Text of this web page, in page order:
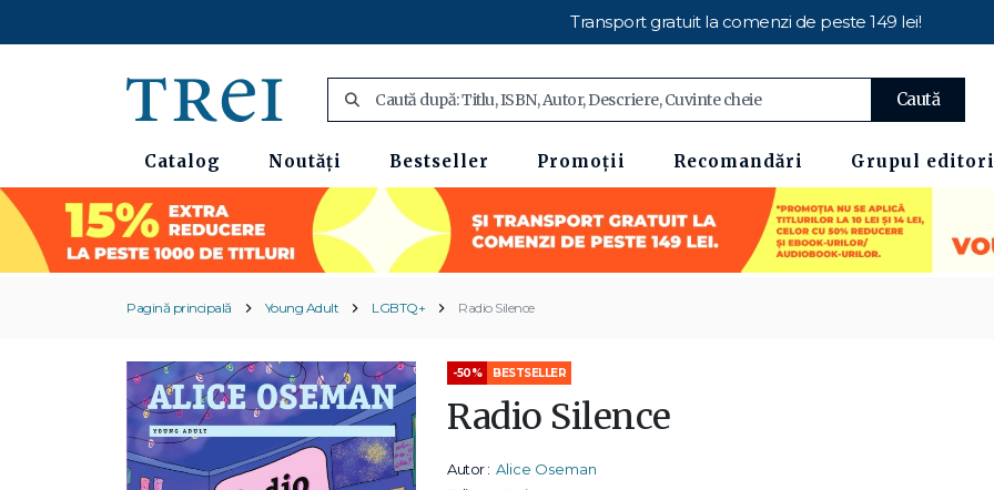
Transport gratuit la comenzi de peste 149 lei!
Caută
Catalog Noutăți Bestseller Promoții Recomandări Grupul
Pagină principală Young Adult LGBTQ+ Radio Silence
-50% BESTSELLER
Radio Silence
Autor : Alice Oseman